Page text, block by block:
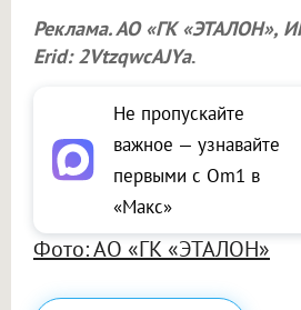
Реклама. АО «ГК «ЭТАЛОН»,
Erid: 2VtzqwcAJYa.
Не пропускайте
важное — узнавайте
первыми с Om1 в
«Макс»
Фото: АО «ГК «ЭТАЛОН»